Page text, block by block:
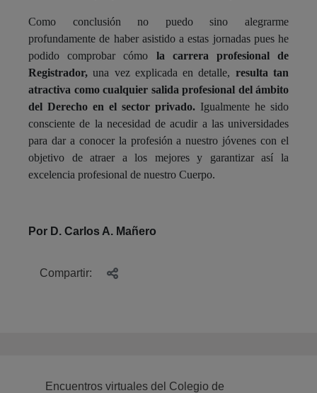
Como conclusión no puedo sino alegrarme
profundamente de haber asistido a estas jornadas pues he
podido comprobar cómo la carrera profesional de
Registrador, una vez explicada en detalle, resulta tan
atractiva como cualquier salida profesional del ámbito
del Derecho en el sector privado. Igualmente he sido
consciente de la necesidad de acudir a las universidades
para dar a conocer la profesión a nuestro jóvenes con el
objetivo de atraer a los mejores y garantizar así la
excelencia profesional de nuestro Cuerpo.
Por D. Carlos A. Mañero
Compartir:
Encuentros virtuales del Colegio de